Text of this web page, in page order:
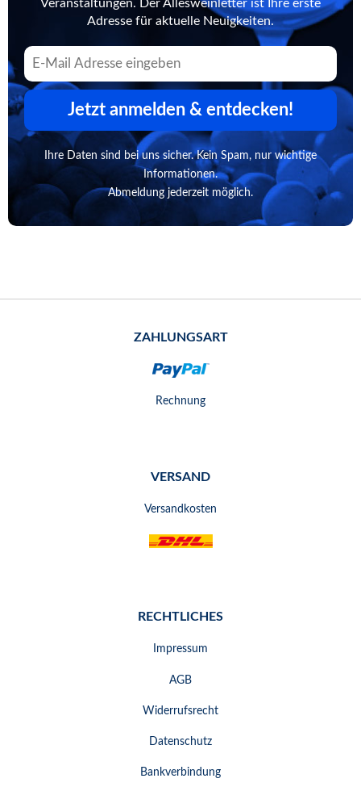
Veranstaltungen. Der Allesweinletter ist Ihre erste
Adresse für aktuelle Neuigkeiten.
Jetzt anmelden & entdecken!
Ihre Daten sind bei uns sicher. Kein Spam, nur wichtige
Informationen.
Abmeldung jederzeit möglich.
ZAHLUNGSART
Rechnung
VERSAND
Versandkosten
RECHTLICHES
Impressum
AGB
Widerrufsrecht
Datenschutz
Bankverbindung